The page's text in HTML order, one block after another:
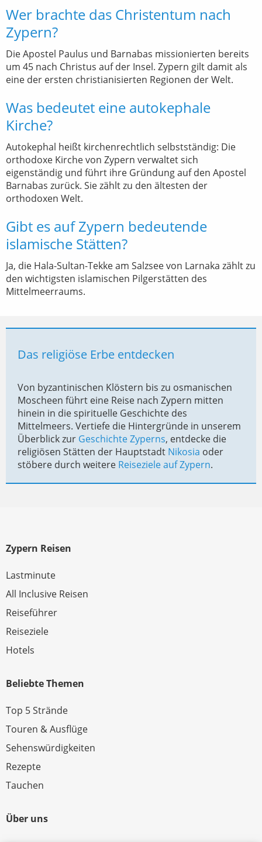
Wer brachte das Christentum nach
Zypern?
Die Apostel Paulus und Barnabas missionierten bereits
um 45 nach Christus auf der Insel. Zypern gilt damit als
eine der ersten christianisierten Regionen der Welt.
Was bedeutet eine autokephale
Kirche?
Autokephal heißt kirchenrechtlich selbstständig: Die
orthodoxe Kirche von Zypern verwaltet sich
eigenständig und führt ihre Gründung auf den Apostel
Barnabas zurück. Sie zählt zu den ältesten der
orthodoxen Welt.
Gibt es auf Zypern bedeutende
islamische Stätten?
Ja, die Hala-Sultan-Tekke am Salzsee von Larnaka zählt zu
den wichtigsten islamischen Pilgerstätten des
Mittelmeerraums.
Das religiöse Erbe entdecken
Von byzantinischen Klöstern bis zu osmanischen
Moscheen führt eine Reise nach Zypern mitten
hinein in die spirituelle Geschichte des
Mittelmeers. Vertiefe die Hintergründe in unserem
Überblick zur Geschichte Zyperns, entdecke die
religiösen Stätten der Hauptstadt Nikosia oder
stöbere durch weitere Reiseziele auf Zypern.
Zypern Reisen
Lastminute
All Inclusive Reisen
Reiseführer
Reiseziele
Hotels
Beliebte Themen
Top 5 Strände
Touren & Ausflüge
Sehenswürdigkeiten
Rezepte
Tauchen
Über uns